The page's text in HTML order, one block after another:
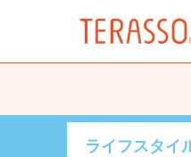
ライフスタイ